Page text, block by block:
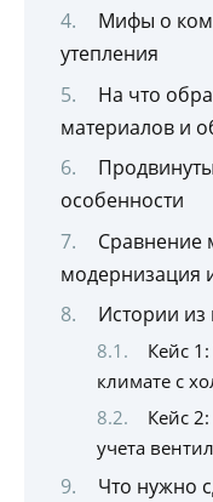
Мифы о
утепления
На что
материалов и
особенности
Сравнение
модернизация
Истории из
Кейс
климате с
Кейс
учета
Что нужно